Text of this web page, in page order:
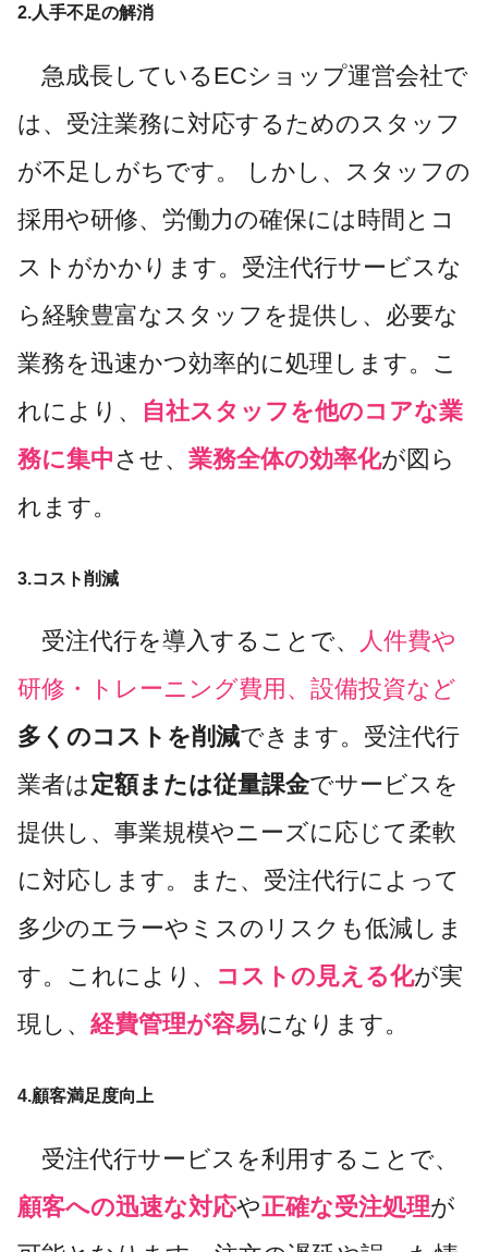
2.人手不足の解消
急成長しているECショップ運営会社で
は、受注業務に対応するためのスタッフ
が不足しがちです。 しかし、スタッフの
採用や研修、労働力の確保には時間とコ
ストがかかります。受注代行サービスな
ら経験豊富なスタッフを提供し、必要な
業務を迅速かつ効率的に処理します。こ
れにより、
自社スタッフを他のコアな業
務に集中 させ、 業務全体の効率化が図ら
れます。
3.コスト削減
受注代行を導入することで、
人件費や
研修・トレーニング費用、設備投資など
多くのコストを削減できます。受注代行
業者は定額または従量課金でサービスを
提供し、事業規模やニーズに応じて柔軟
に対応します。また、受注代行によって
多少のエラーやミスのリスクも低減しま
す。これにより、
コストの見える化が実
現し、 経費管理が容易になります。
4.顧客満足度向上
受注代行サービスを利用することで、
顧客への迅速な対応や正確な受注処理が